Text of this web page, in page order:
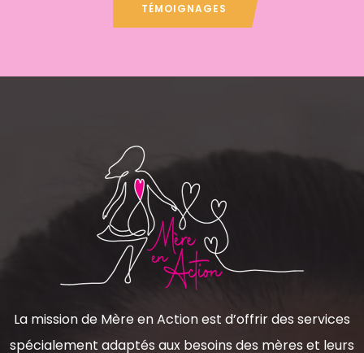
TÉMOIGNAGES
La mission de Mère en Action est d’offrir des services
spécialement adaptés aux besoins des mères et leurs